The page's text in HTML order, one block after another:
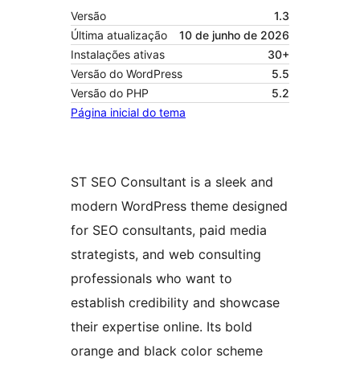
Versão
1.3
Última atualização
10 de junho de 2026
Instalações ativas
30+
Versão do WordPress
5.5
Versão do PHP
5.2
Página inicial do tema
ST SEO Consultant is a sleek and
modern WordPress theme designed
for SEO consultants, paid media
strategists, and web consulting
professionals who want to
establish credibility and showcase
their expertise online. Its bold
orange and black color scheme